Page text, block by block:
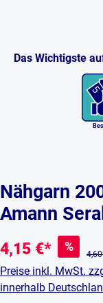
Das Wichtigste
Nähgarn
Amann
4,15 €* %
Preise inkl. MwSt.
innerhalb